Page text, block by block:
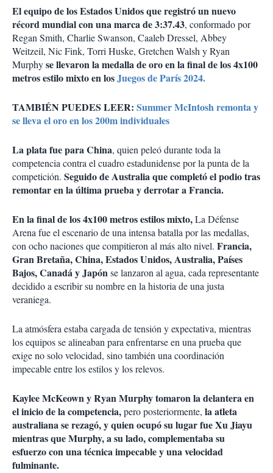
El equipo de los Estados Unidos que registró un nuevo
récord mundial con una marca de 3:37.43, conformado por
Regan Smith, Charlie Swanson, Caaleb Dressel, Abbey
Weitzeil, Nic Fink, Torri Huske, Gretchen Walsh y Ryan
Murphyse llevaron la medalla de oro en la final de los 4x100
metros estilo mixto en losJuegos de París 2024.
TAMBIÉN PUEDES LEER: Summer McIntosh remonta y
se lleva el oro en los 200m individuales
La plata fue para China, quien peleó durante toda la
competencia contra el cuadro estadunidense por la punta de la
competición. Seguido de Australia que completó el podio tras
remontar en la última prueba y derrotar a Francia.
En la final de los 4x100 metros estilos mixto,La Défense
Arena fue el escenario de una intensa batalla por las medallas,
con ocho naciones que compitieron al más alto nivel. Francia,
Gran Bretaña, China, Estados Unidos, Australia, Países
Bajos, Canadá y Japónse lanzaron al agua, cada representante
decidido a escribir su nombre en la historia de una justa
veraniega.
La atmósfera estaba cargada de tensión y expectativa, mientras
los equipos se alineaban para enfrentarse en una prueba que
exige no solo velocidad, sino también una coordinación
impecable entre los estilos y los relevos.
Kaylee McKeown y Ryan Murphy tomaron la delantera en
el inicio de la competencia,pero posteriormente, la atleta
australiana se rezagó, y quien ocupó su lugar fue Xu Jiayu
mientras que Murphy, a su lado, complementaba su
esfuerzo con una técnica impecable y una velocidad
fulminante.